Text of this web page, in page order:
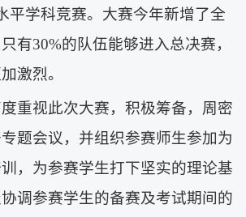
平学科竞赛。大赛今年新增了全
有30%的队伍能够进入总决赛，
激烈。
重视此次大赛，积极筹备，周密
题会议，并组织参赛师生参加为
，为参赛学生打下坚实的理论基
调参赛学生的备赛及考试期间的